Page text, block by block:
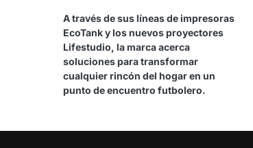
A través de sus líneas de impresoras
EcoTank y los nuevos proyectores
Lifestudio, la marca acerca
soluciones para transformar
cualquier rincón del hogar en un
punto de encuentro futbolero.